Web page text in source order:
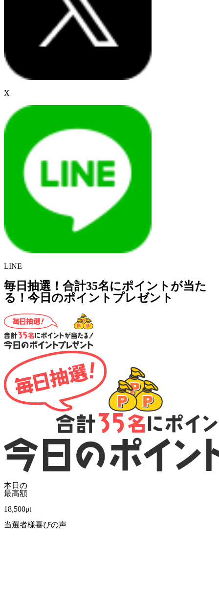
X
LINE
毎日抽選！合計35名にポイントが当た
る！今日のポイントプレゼント
本日の
最高額
18,500pt
当選者様喜びの声